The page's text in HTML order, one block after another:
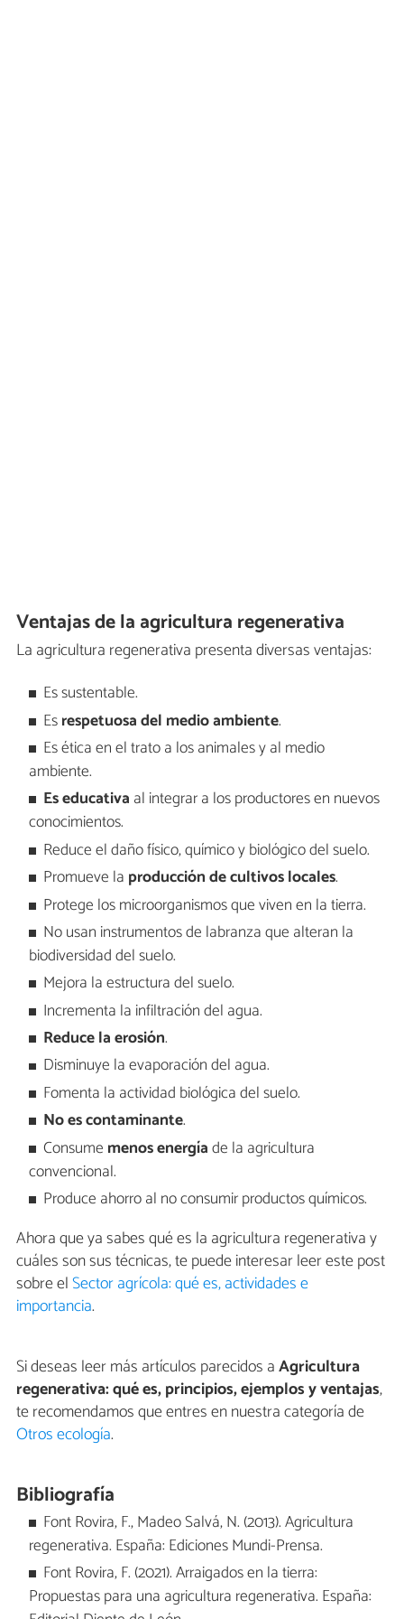
Ventajas de la agricultura regenerativa
La agricultura regenerativa presenta diversas ventajas:
Es sustentable.
Esrespetuosa del medio ambiente.
Es ética en el trato a los animales y al medio
ambiente.
Es educativa al integrar a los productores en nuevos
conocimientos.
Reduce el daño físico, químico y biológico del suelo.
Promueve la producción de cultivos locales.
Protege los microorganismos que viven en la tierra.
No usan instrumentos de labranza que alteran la
biodiversidad del suelo.
Mejora la estructura del suelo.
Incrementa la infiltración del agua.
Reduce la erosión.
Disminuye la evaporación del agua.
Fomenta la actividad biológica del suelo.
No es contaminante.
Consume menos energíade la agricultura
convencional.
Produce ahorro al no consumir productos químicos.
Ahora que ya sabes qué es la agricultura regenerativa y
cuáles son sus técnicas, te puede interesar leer este post
sobre elSector agrícola: qué es, actividades e
importancia.
Si deseas leer más artículos parecidos aAgricultura
regenerativa: qué es, principios, ejemplos y ventajas,
te recomendamos que entres en nuestra categoría de
Otros ecología.
Bibliografía
Font Rovira, F., Madeo Salvá, N. (2013). Agricultura
regenerativa. España: Ediciones Mundi-Prensa.
Font Rovira, F. (2021). Arraigados en la tierra:
Propuestas para una agricultura regenerativa. España: